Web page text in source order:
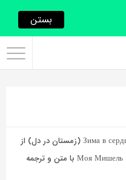
آهنگ روسی Зима в сердце (زمستان در دل) از
Моя Мишель (My Michelle) با متن و ترجمه
بستن